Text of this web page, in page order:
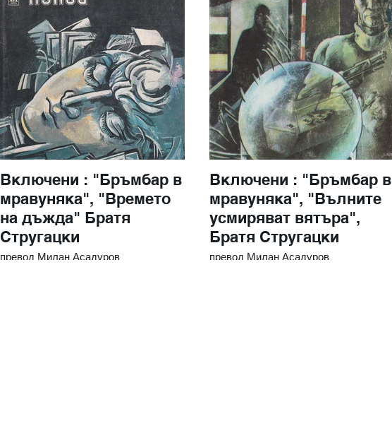
Включени : "Бръмбар в
мравуняка", "Времето
на дъжда" Братя
Стругацки
превод Милан Асадуров
Включени : "Бръмбар в
мравуняка", "Вълните
усмиряват вятъра",
Братя Стругацки
превод Милан Асадуров